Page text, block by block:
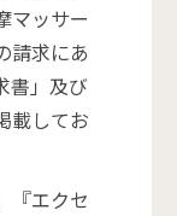
マッサー
請求にあ
書」及び
載してお
『エクセ